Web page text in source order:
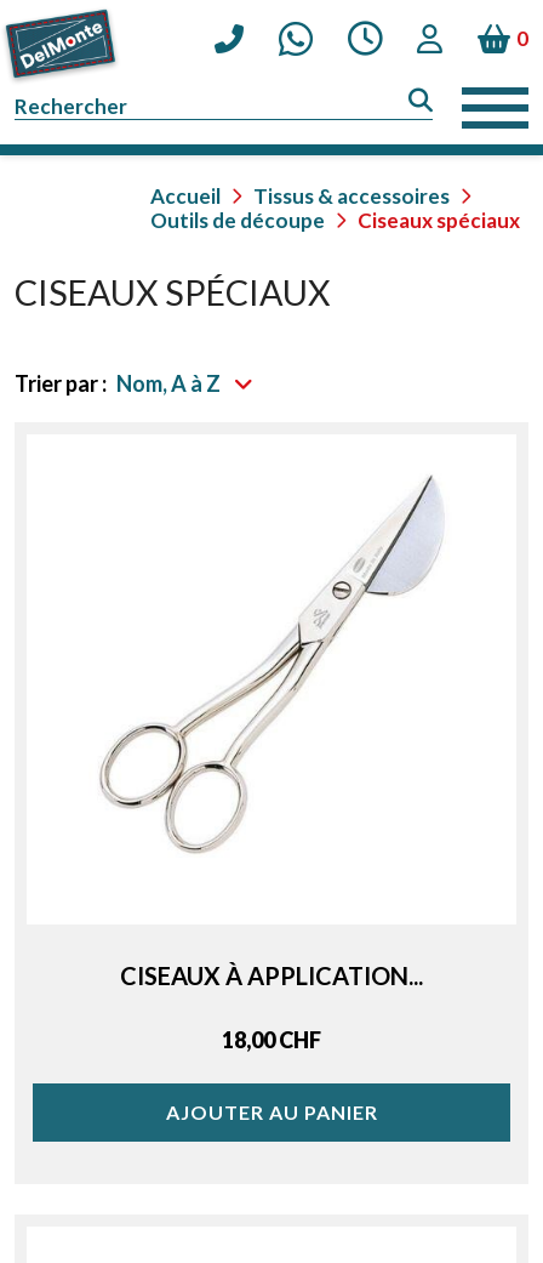
0
Accueil
Tissus & accessoires
Outils de découpe
Ciseaux spéciaux
CISEAUX SPÉCIAUX
Trier par : Nom, A à Z
CISEAUX À APPLICATION...
Price
18,00 CHF
AJOUTER AU PANIER